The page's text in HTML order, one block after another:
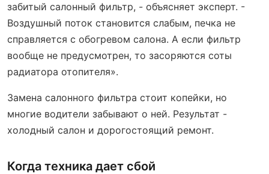
забитый салонный фильтр, - объясняет эксперт. -
Воздушный поток становится слабым, печка не
справляется с обогревом салона. А если фильтр
вообще не предусмотрен, то засоряются соты
радиатора отопителя».
Замена салонного фильтра стоит копейки, но
многие водители забывают о ней. Результат -
холодный салон и дорогостоящий ремонт.
Когда техника дает сбой